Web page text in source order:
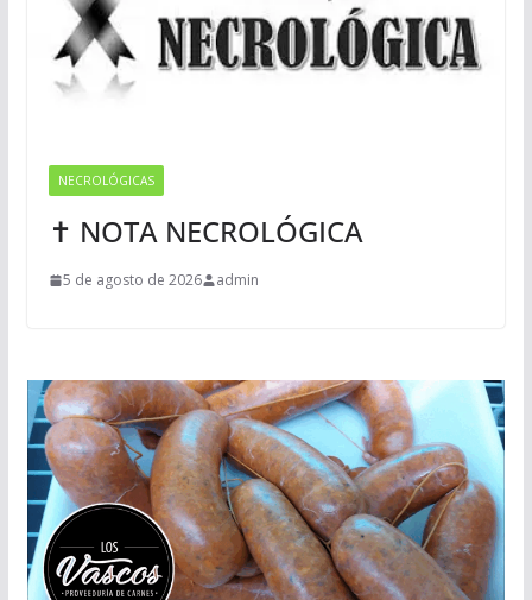
NECROLÓGICAS
✝ NOTA NECROLÓGICA
5 de agosto de 2026 admin